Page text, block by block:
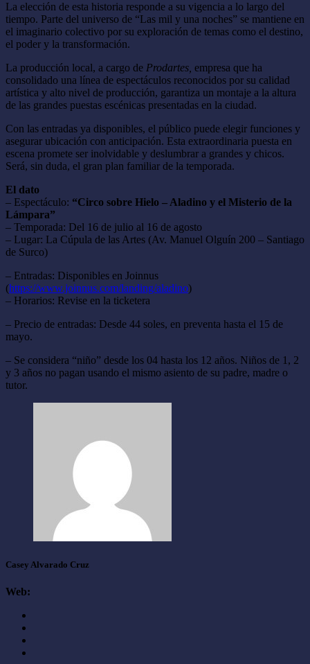
La elección de esta historia responde a su vigencia a lo largo del
tiempo. Parte del universo de “Las mil y una noches” se mantiene en
el imaginario colectivo por su exploración de temas como el destino,
el poder y la transformación.
La producción local, a cargo de Prodartes, empresa que ha
consolidado una línea de espectáculos reconocidos por su calidad
artística y alto nivel de producción, garantiza un montaje a la altura
de las grandes puestas escénicas presentadas en la ciudad.
Con las entradas ya disponibles, el público puede elegir funciones y
asegurar ubicación con anticipación. Esta extraordinaria puesta en
escena promete ser inolvidable y deslumbrar a grandes y chicos.
Será, sin duda, el gran plan familiar de la temporada.
El dato
– Espectáculo: “Circo sobre Hielo – Aladino y el Misterio de la
Lámpara”
– Temporada: Del 16 de julio al 16 de agosto
– Lugar: La Cúpula de las Artes (Av. Manuel Olguín 200 – Santiago
de Surco)
– Entradas: Disponibles en Joinnus
(https://www.joinnus.com/landing/aladino)
– Horarios: Revise en la ticketera
– Precio de entradas: Desde 44 soles, en preventa hasta el 15 de
mayo.
– Se considera “niño” desde los 04 hasta los 12 años. Niños de 1, 2
y 3 años no pagan usando el mismo asiento de su padre, madre o
tutor.
Casey Alvarado Cruz
Web: